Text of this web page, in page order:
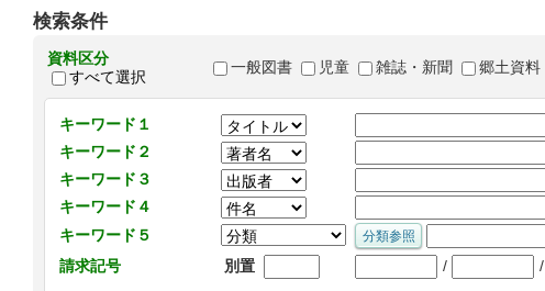
検索条件
資料区分
すべて選択
一般図書 児童 雑誌・新聞 郷土資料
キーワード１
キーワード２
キーワード３
キーワード４
キーワード５
請求記号
別置 / /